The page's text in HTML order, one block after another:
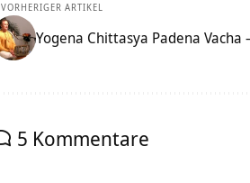
VORHERIGER ARTIKEL
Yogena Chittasya Padena
5 Kommentare